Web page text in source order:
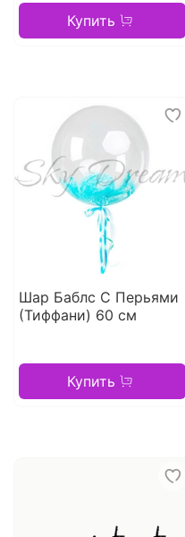
Купить
Шар Баблс С Перьями
(Тиффани) 60 см
Купить